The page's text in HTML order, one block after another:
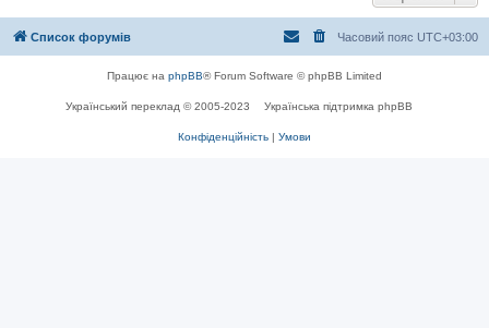
Список форумів Часовий пояс UTC+03:00
Працює на phpBB® Forum Software © phpBB Limited
Український переклад © 2005-2023 Українська підтримка phpBB
Конфіденційність | Умови